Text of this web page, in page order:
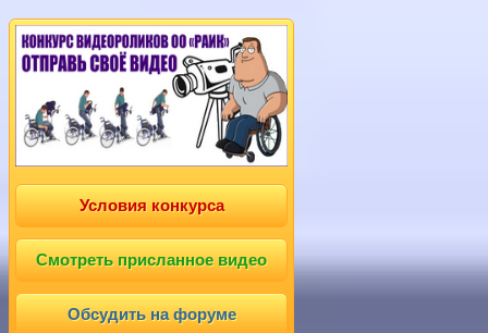
Условия конкурса
Смотреть присланное видео
Обсудить на форуме